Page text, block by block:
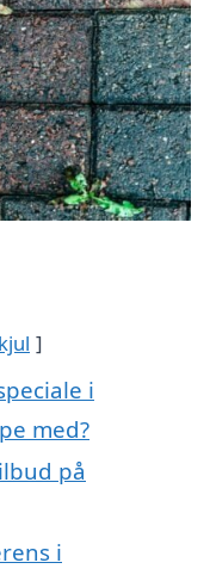
i
med?
på
i